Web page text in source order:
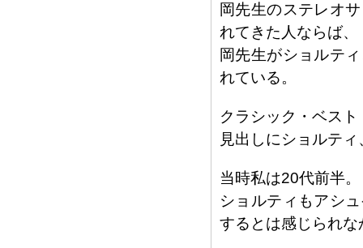
岡先生のステレオ
れてきた人ならば、
岡先生がショルテ
れている。
クラシック・ベス
見出しにショルテ
当時私は20代前半。
ショルティもアシ
するとは感じられな